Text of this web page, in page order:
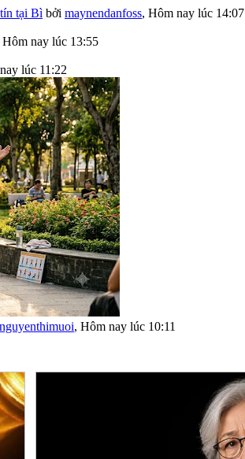
tại Bì bởi maynendanfoss, Hôm nay lúc 14:07
Hôm nay lúc 13:55
lúc 11:22
nguyenthimuoi, Hôm nay lúc 10:11